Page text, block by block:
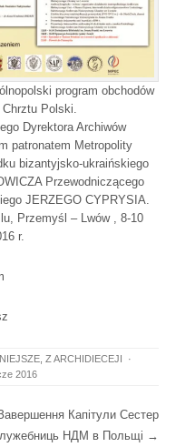
program obchodów
Polski.
Dyrektora Archiwów
patronatem Metropolity
bizantyjsko-ukraińskiego
Przewodniczącego
JERZEGO CYPRYSIA.
Przemyśl – Lwów , 8-10
r.
Z ARCHIDIECEJI
·
2016
Капітули Сестер
НДМ в Польщі →